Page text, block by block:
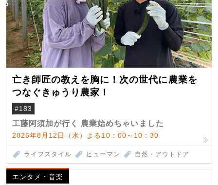
亡き師匠の教えを胸に！次の世代に農業を
つなぐきゅうり農家！
#183
工藤阿須加が行く 農業始めちゃいました
2026年8月12日（水）よる10：00～10：30
ライフスタイル ヒューマン 自然・アウトドア
エンタメ・音楽